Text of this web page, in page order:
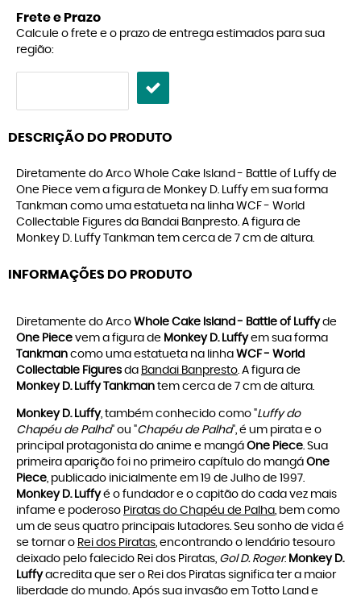
Frete e Prazo
Calcule o frete e o prazo de entrega estimados para sua
região:
DESCRIÇÃO DO PRODUTO
Diretamente do Arco Whole Cake Island - Battle of Luffy de
One Piece vem a figura de Monkey D. Luffy em sua forma
Tankman como uma estatueta na linha WCF - World
Collectable Figures da Bandai Banpresto. A figura de
Monkey D. Luffy Tankman tem cerca de 7 cm de altura.
INFORMAÇÕES DO PRODUTO
Diretamente do Arco Whole Cake Island - Battle of Luffyde
One Piece vem a figura de Monkey D. Luffyem sua forma
Tankman como uma estatueta na linha WCF - World
Collectable Figures da Bandai Banpresto. A figura de
Monkey D. Luffy Tankman tem cerca de 7 cm de altura.
Monkey D. Luffy, também conhecido como "Luffy do
Chapéu de Palha" ou "Chapéu de Palha", é um pirata e o
principal protagonista do anime e mangá One Piece. Sua
primeira aparição foi no primeiro capítulo do mangá One
Piece, publicado inicialmente em 19 de Julho de 1997.
Monkey D. Luffyé o fundador e o capitão do cada vez mais
infame e poderoso Piratas do Chapéu de Palha, bem como
um de seus quatro principais lutadores. Seu sonho de vida é
se tornar o Rei dos Piratas, encontrando o lendário tesouro
deixado pelo falecido Rei dos Piratas, Gol D. Roger. Monkey D.
Luffyacredita que ser o Rei dos Piratas significa ter a maior
liberdade do mundo. Após sua invasão em Totto Land e